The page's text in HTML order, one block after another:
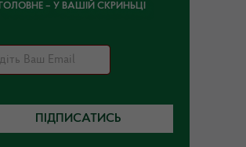
ГОЛОВНЕ – У ВАШІЙ СКРИНЬЦІ
ПІДПИСАТИСЬ